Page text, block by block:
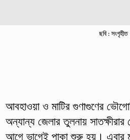
ছবি : সংগৃহীত
আবহাওয়া ও মাটির গুণাগুণের
অন্যান্য জেলার তুলনায়
আগে ভাগেই পাকা শুরু হয়। এবার